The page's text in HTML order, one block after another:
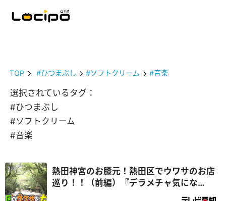
TOP #ひつまぶし #ソフトクリーム #音楽
選択されているタグ：
#ひつまぶし
#ソフトクリーム
#音楽
熱田神宮のお膝元！熱田区でウワサのお店
巡り！！（前編）『デラメチャ気にな